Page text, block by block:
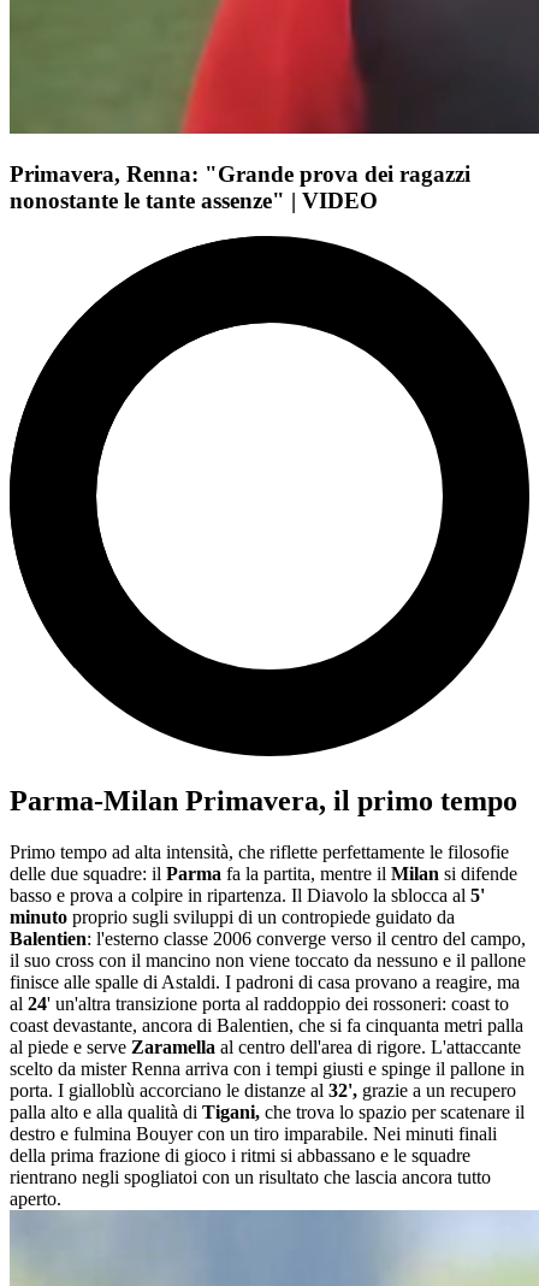
Primavera, Renna: "Grande prova dei ragazzi
nonostante le tante assenze" | VIDEO
Parma-Milan Primavera, il primo tempo
Primo tempo ad alta intensità, che riflette perfettamente le filosofie
delle due squadre: il Parma fa la partita, mentre il Milan si difende
basso e prova a colpire in ripartenza. Il Diavolo la sblocca al 5'
minuto proprio sugli sviluppi di un contropiede guidato da
Balentien: l'esterno classe 2006 converge verso il centro del campo,
il suo cross con il mancino non viene toccato da nessuno e il pallone
finisce alle spalle di Astaldi. I padroni di casa provano a reagire, ma
al 24' un'altra transizione porta al raddoppio dei rossoneri: coast to
coast devastante, ancora di Balentien, che si fa cinquanta metri palla
al piede e serve Zaramella al centro dell'area di rigore. L'attaccante
scelto da mister Renna arriva con i tempi giusti e spinge il pallone in
porta. I gialloblù accorciano le distanze al 32', grazie a un recupero
palla alto e alla qualità di Tigani, che trova lo spazio per scatenare il
destro e fulmina Bouyer con un tiro imparabile. Nei minuti finali
della prima frazione di gioco i ritmi si abbassano e le squadre
rientrano negli spogliatoi con un risultato che lascia ancora tutto
aperto.